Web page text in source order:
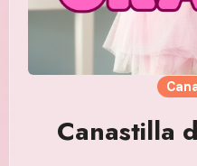
Canastilla